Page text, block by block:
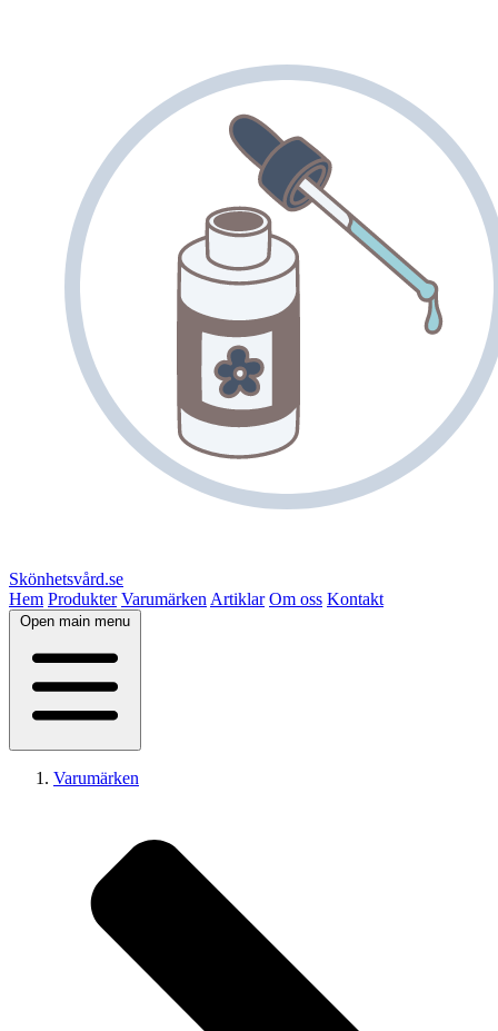
Skönhetsvård.se
Hem Produkter Varumärken Artiklar Om oss Kontakt
Open main menu
Varumärken